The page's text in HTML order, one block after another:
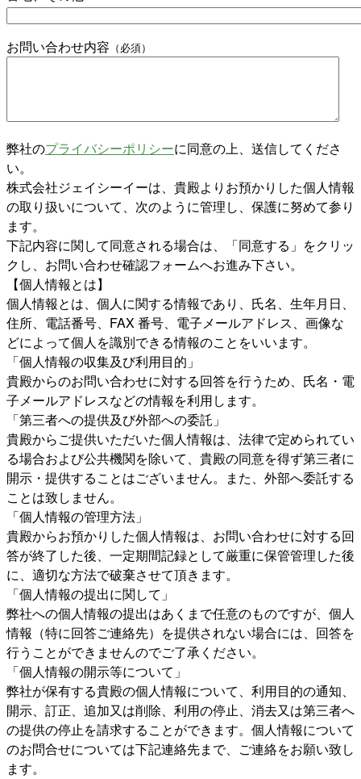
お問い合わせ内容 （必須）
弊社のプライバシーポリシーに同意の上、送信してくださ
い。
株式会社ジェイシーイーは、貴殿よりお預かりした個人情報
の取り扱いについて、次のように管理し、保護に努めて参り
ます。
下記内容に関して同意される場合は、「同意する」をクリッ
クし、お問い合わせ確認フォームへお進み下さい。
【個人情報とは】
個人情報とは、個人に関する情報であり、氏名、生年月日、
住所、電話番号、FAX 番号、電子メールアドレス、画像な
どによって個人を識別できる情報のことをいいます。
「個人情報の収集及び利用目的」
貴殿からのお問い合わせに対する回答を行うため、氏名・電
子メールアドレスなどの情報を利用します。
「第三者への提供及び外部への委託」
貴殿からご提供いただいた個人情報は、法律で定められてい
る場合および公共機関を除いて、貴殿の同意を得ず第三者に
開示・提供することはございません。また、外部へ委託する
ことは致しません。
「個人情報の管理方法」
貴殿からお預かりした個人情報は、お問い合わせに対する回
答が終了した後、一定期間記録として厳重に保管管理した後
に、適切な方法で破棄させて頂きます。
「個人情報の提出に関して」
弊社への個人情報の提出はあくまで任意のものですが、個人
情報（特に回答ご連絡先）を提供されない場合には、回答を
行うことができませんのでご了承ください。
「個人情報の開示等について」
弊社が保有する貴殿の個人情報について、利用目的の通知、
開示、訂正、追加又は削除、利用の停止、消去又は第三者へ
の提供の停止を請求することができます。個人情報について
のお問合せについては下記連絡先まで、ご連絡をお願い致し
ます。